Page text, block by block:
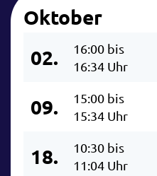
Oktober
02.
16:00 bis
16:34 Uhr
09.
15:00 bis
15:34 Uhr
18.
10:30 bis
11:04 Uhr